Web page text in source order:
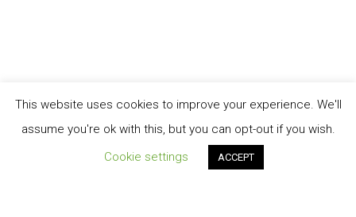
This website uses cookies to improve your experience. We'll
assume you're ok with this, but you can opt-out if you wish.
Cookie settings
ACCEPT